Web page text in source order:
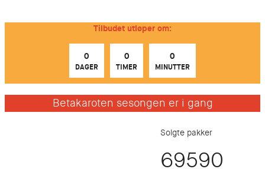
til
Tilbudet utløper om:
0
DAGER
0
TIMER
0
MINUTTER
Betakaroten sesongen er i gang
Solgte pakker
69601